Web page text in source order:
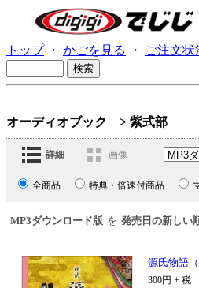
トップ・ かごを見る ・ ご注文状
オーディオブック > 紫式部
詳細 画像
全商品 特典・倍速付商品
MP3ダウンロード版 を 発売日の新しい
源氏物語
300円 + 税